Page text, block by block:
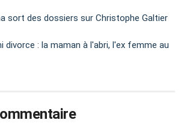
sort des dossiers sur Christophe Galtier
divorce : la maman à l'abri, l'ex femme au